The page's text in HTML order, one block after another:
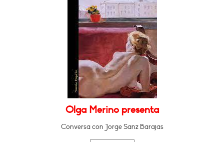
Olga Merino presenta
Conversa con Jorge Sanz Barajas